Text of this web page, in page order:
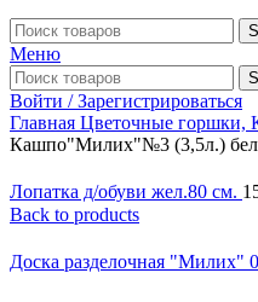
Меню
Войти / Зарегистрироваться
Главная Цветочные горшки,
Кашпо"Милих"№3 (3,5л.)
Лопатка д/обуви жел.80 см.
Back to products
Доска разделочная "Милих"